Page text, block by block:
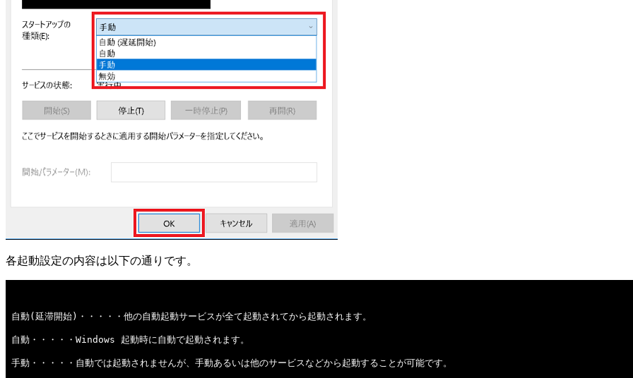
各起動設定の内容は以下の通りです。
自動(延滞開始)・・・・・他の自動起動サービスが全て起動されてから起動されます。
自動・・・・・Windows 起動時に自動で起動されます。
手動・・・・・自動では起動されませんが、手動あるいは他のサービスなどから起動することが可能です。